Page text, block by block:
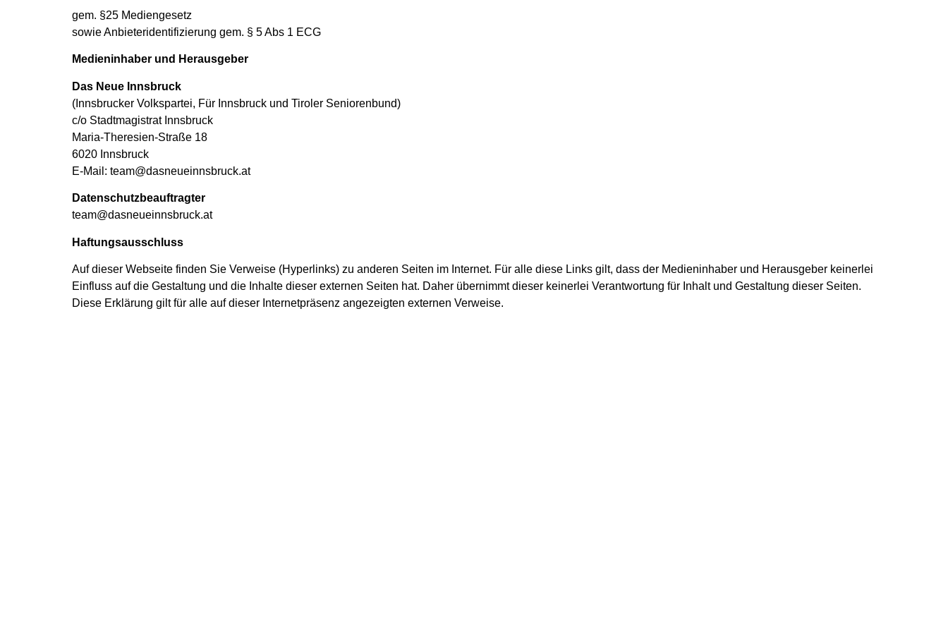
gem. §25 Mediengesetz
sowie Anbieteridentifizierung gem. § 5 Abs 1 ECG
Medieninhaber und Herausgeber
Das Neue Innsbruck
(Innsbrucker Volkspartei, Für Innsbruck und Tiroler Seniorenbund)
c/o Stadtmagistrat Innsbruck
Maria-Theresien-Straße 18
6020 Innsbruck
E-Mail: team@dasneueinnsbruck.at
Datenschutzbeauftragter
team@dasneueinnsbruck.at
Haftungsausschluss
Auf dieser Webseite finden Sie Verweise (Hyperlinks) zu anderen Seiten im Internet. Für alle diese Links gilt, dass der Medieninhaber und Herausgeber keinerlei
Einfluss auf die Gestaltung und die Inhalte dieser externen Seiten hat. Daher übernimmt dieser keinerlei Verantwortung für Inhalt und Gestaltung dieser Seiten.
Diese Erklärung gilt für alle auf dieser Internetpräsenz angezeigten externen Verweise.